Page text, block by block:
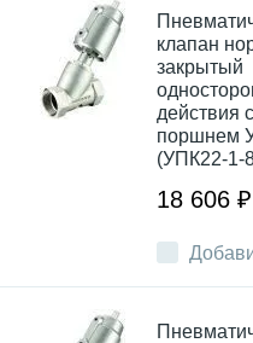
клапан
закрытый
действия
поршнем
(УПК22-1-
18 606 ₽